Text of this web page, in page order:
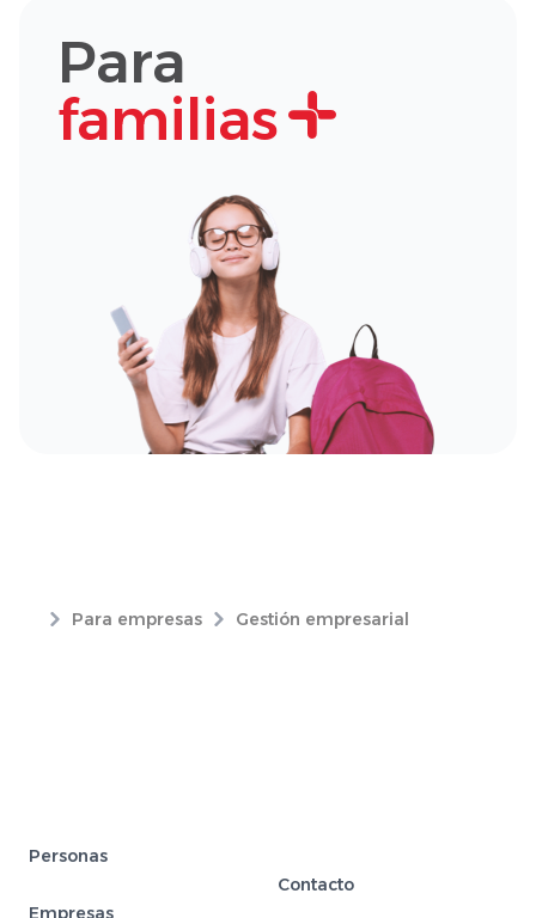
Para
familias
Para empresas Gestión empresarial
Personas
Empresas
Contacto